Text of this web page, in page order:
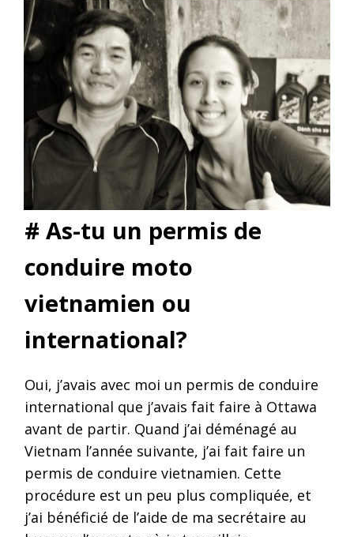
# As-tu un permis de
conduire moto
vietnamien ou
international?
Oui, j’avais avec moi un permis de conduire
international que j’avais fait faire à Ottawa
avant de partir. Quand j’ai déménagé au
Vietnam l’année suivante, j’ai fait faire un
permis de conduire vietnamien. Cette
procédure est un peu plus compliquée, et
j’ai bénéficié de l’aide de ma secrétaire au